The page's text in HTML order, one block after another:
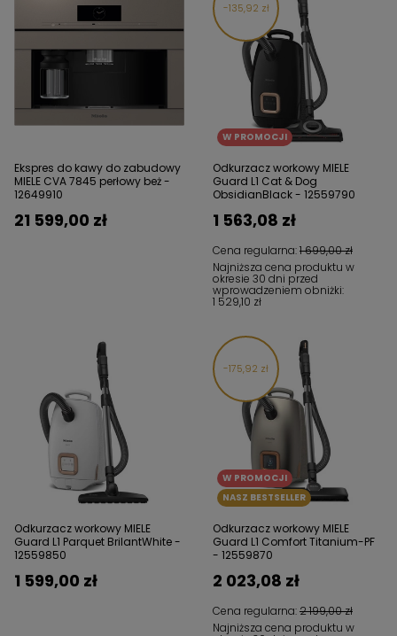
Ekspres do kawy do zabudowy
MIELE CVA 7845 perłowy beż -
12649910
21 599,00 zł
135,92 zł
W PROMOCJI
Odkurzacz workowy MIELE
Guard L1 Cat & Dog
ObsidianBlack - 12559790
Cena regularna:1 699,00 zł
1 563,08 zł
Najniższa cena produktu w
okresie 30 dni przed
wprowadzeniem obniżki:
1 529,10 zł
Odkurzacz workowy MIELE
Guard L1 Parquet BrilantWhite -
12559850
1 599,00 zł
175,92 zł
W PROMOCJI
NASZ BESTSELLER
Odkurzacz workowy MIELE
Guard L1 Comfort Titanium-PF
- 12559870
Cena regularna:2 199,00 zł
2 023,08 zł
Najniższa cena produktu w